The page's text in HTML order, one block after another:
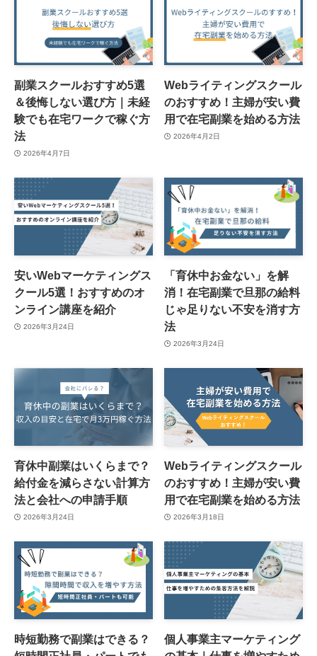
副業スクールおすすめ5選
＆後悔しない選び方｜未経
験でも在宅ワークで稼ぐ方
法
2026年4月7日
Webライティングスクール
のおすすめ！主婦が安い費
用で在宅副業を始める方法
2026年4月2日
安いWebマーケティングス
クール5選！おすすめのオ
ンライン講座を紹介
2026年3月24日
「育休中お金ない」を解
消！在宅副業で旦那の給料
じゃ足りない不安を消す方
法
2026年3月24日
育休中副業はいくらまで？
給付金を減らさない計算方
法と会社への申請手順
2026年3月24日
Webライティングスクール
のおすすめ！主婦が安い費
用で在宅副業を始める方法
2026年3月18日
時短勤務で副業はできる？
個人事業主マーケティング